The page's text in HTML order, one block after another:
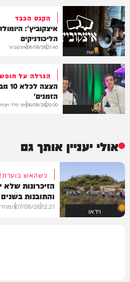
חדשות
הקנס הכבד
איצקוביץ':
הליכודניקים
21:40
06/08/26איצקוביץ'
VOD
הגרלה על
הזמנים'
20:00
06/08/26יוסי פלד
אולי יעניין אותך גם
וידאו
כשהאש בוערת!
הזיכרונות
והתובנות
12:21
07/08/26